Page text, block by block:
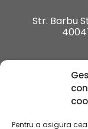
Pentru a asigura
Str. Barbu
E-